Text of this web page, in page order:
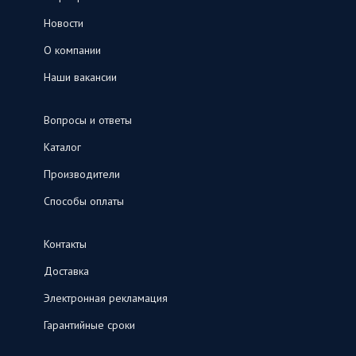
Новости
О компании
Наши вакансии
Вопросы и ответы
Каталог
Производители
Способы оплаты
Контакты
Доставка
Электронная рекламация
Гарантийные сроки